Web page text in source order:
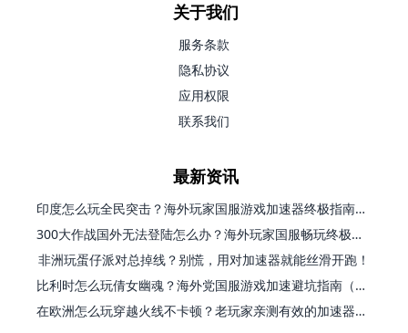
关于我们
服务条款
隐私协议
应用权限
联系我们
最新资讯
印度怎么玩全民突击？海外玩家国服游戏加速器终极指南（附原神延迟优化+精灵之境加速器选择）
300大作战国外无法登陆怎么办？海外玩家国服畅玩终极指南（附实测推荐）
非洲玩蛋仔派对总掉线？别慌，用对加速器就能丝滑开跑！
比利时怎么玩倩女幽魂？海外党国服游戏加速避坑指南（附实测推荐）
在欧洲怎么玩穿越火线不卡顿？老玩家亲测有效的加速器选择指南